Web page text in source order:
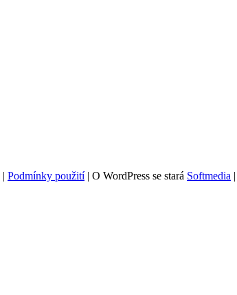
| Podmínky použití | O WordPress se stará Softmedia |